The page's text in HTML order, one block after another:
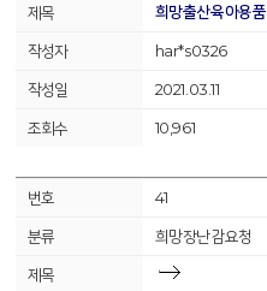
희망출산육아용품
har*s0326
2021.03.11
10,961
41
희망장난감요청